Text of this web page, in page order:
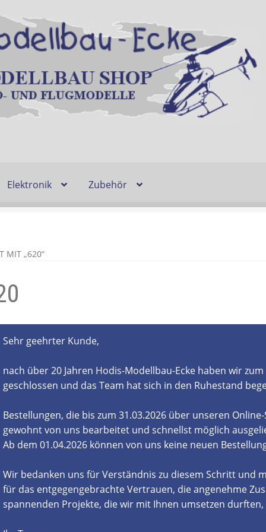
Elektronik Zubehör
Lieferzeit & Verfügbarkeit
und Elektronikgeräte Verordnung
MIT „620“
Sehr geehrter Kunde,
nach über 20 Jahren Hodis-Modellbau-Ecke haben wir
geschlossen und das Team hat sich in den Ruhestand
Bestellungen, die bis zum 31.03.2026 über unseren
gewohnt von uns bearbeitet und schnellst möglich
Ab dem 01.04.2026 können von uns keine neuen
Wir bedanken uns für Verständnis zu diesem Schritt und
für das entgegengebrachte Vertrauen, die angenehme
spannenden Projekte, die wir mit Ihnen umsetzen